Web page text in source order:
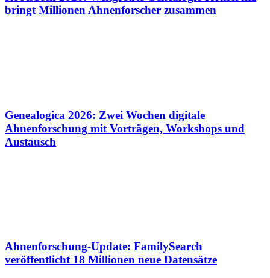
bringt Millionen Ahnenforscher zusammen
Genealogica 2026: Zwei Wochen digitale
Ahnenforschung mit Vorträgen, Workshops und
Austausch
Ahnenforschung-Update: FamilySearch
veröffentlicht 18 Millionen neue Datensätze